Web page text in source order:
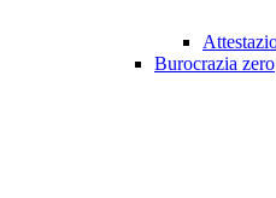
Burocrazia zero